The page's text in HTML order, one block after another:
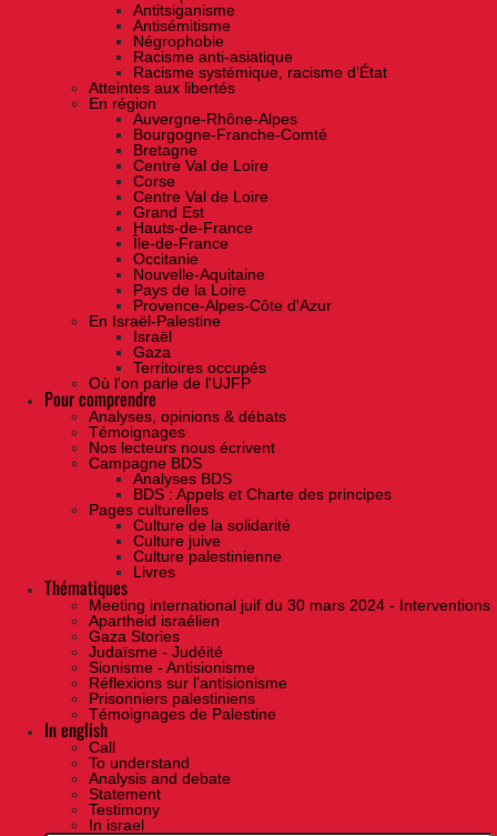
Antitsiganisme
Antisémitisme
Négrophobie
Racisme anti-asiatique
Racisme systémique, racisme d'État
Atteintes aux libertés
En région
Auvergne-Rhône-Alpes
Bourgogne-Franche-Comté
Bretagne
Centre Val de Loire
Corse
Centre Val de Loire
Grand Est
Hauts-de-France
Île-de-France
Occitanie
Nouvelle-Aquitaine
Pays de la Loire
Provence-Alpes-Côte d'Azur
En Israël-Palestine
Israël
Gaza
Territoires occupés
Où l'on parle de l'UJFP
Pour comprendre
Analyses, opinions & débats
Témoignages
Nos lecteurs nous écrivent
Campagne BDS
Analyses BDS
BDS : Appels et Charte des principes
Pages culturelles
Culture de la solidarité
Culture juive
Culture palestinienne
Livres
Thématiques
Meeting international juif du 30 mars 2024 - Interventions
Apartheid israélien
Gaza Stories
Judaïsme - Judéité
Sionisme - Antisionisme
Réflexions sur l’antisionisme
Prisonniers palestiniens
Témoignages de Palestine
In english
Call
To understand
Analysis and debate
Statement
Testimony
In israel